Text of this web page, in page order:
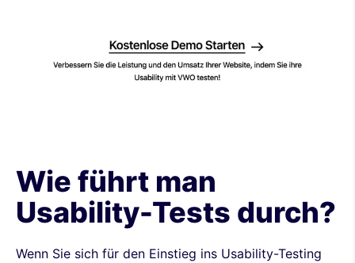
Wie führt man
Usability-Tests durch?
Wenn Sie sich für den Einstieg ins Usability-Testing